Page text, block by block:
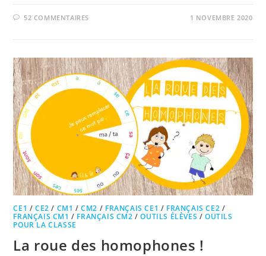
52 COMMENTAIRES 1 NOVEMBRE 2020
CE1 /CE2 / CM1 /CM2 / FRANÇAIS CE1 / FRANÇAIS CE2 /
FRANÇAIS CM1 / FRANÇAIS CM2 /OUTILS ÉLÈVES /OUTILS
POUR LA CLASSE
La roue des homophones !